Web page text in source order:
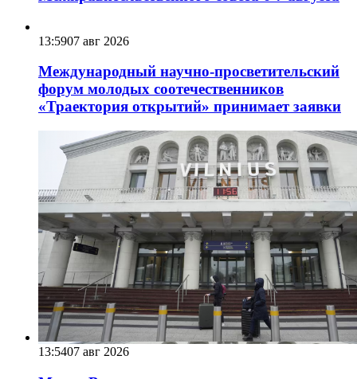
13:5907 авг 2026
Международный научно-просветительский
форум молодых соотечественников
«Траектория открытий» принимает заявки
13:5407 авг 2026